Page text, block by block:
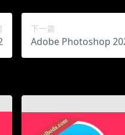
下一篇
Adobe Photoshop
22 最新中文版下载